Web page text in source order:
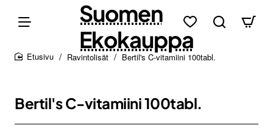
Suomen
Ekokauppa
Ravintolisät Bertil's C-vitamiini 100tabl.
Bertil's C-vitamiini 100tabl.